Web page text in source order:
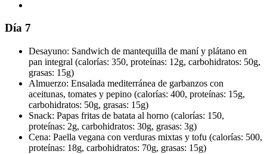
Día 7
Desayuno: Sandwich de mantequilla de maní y plátano en
pan integral (calorías: 350, proteínas: 12g, carbohidratos: 50g,
grasas: 15g)
Almuerzo: Ensalada mediterránea de garbanzos con
aceitunas, tomates y pepino (calorías: 400, proteínas: 15g,
carbohidratos: 50g, grasas: 15g)
Snack: Papas fritas de batata al horno (calorías: 150,
proteínas: 2g, carbohidratos: 30g, grasas: 3g)
Cena: Paella vegana con verduras mixtas y tofu (calorías: 500,
proteínas: 18g, carbohidratos: 70g, grasas: 15g)